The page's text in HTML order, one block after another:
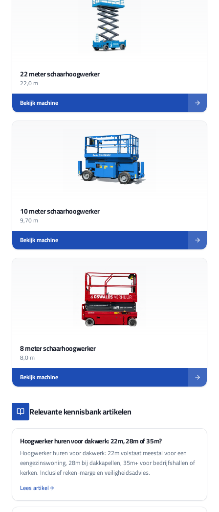
22 meter schaarhoogwerker
22,0 m
Bekijk machine
10 meter schaarhoogwerker
9,70 m
Bekijk machine
8 meter schaarhoogwerker
8,0 m
Bekijk machine
Relevante kennisbank artikelen
Hoogwerker huren voor dakwerk: 22m, 28m of 35m?
Hoogwerker huren voor dakwerk: 22m volstaat meestal voor een
eengezinswoning, 28m bij dakkapellen, 35m+ voor bedrijfshallen of
kerken. Inclusief reken-marge en veiligheidsadvies.
Lees artikel